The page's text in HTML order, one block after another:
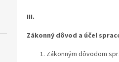
III.
Zákonný dôvod a účel
Zákonným dôvodom